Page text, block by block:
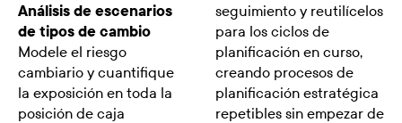
Análisis de escenarios
de tipos de cambio
Modele el riesgo
cambiario y cuantifique
la exposición en toda la
posición de caja
seguimiento y reutilícelos
para los ciclos de
planificación en curso,
creando procesos de
planificación estratégica
repetibles sin empezar de